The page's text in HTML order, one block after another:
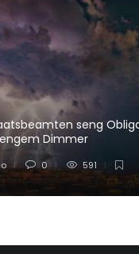
seng
Dimmer
0 591